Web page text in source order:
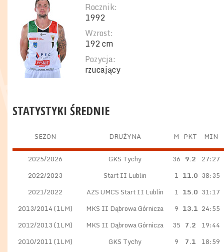
Rocznik:
1992
Wzrost:
192 cm
Pozycja:
rzucający
STATYSTYKI ŚREDNIE
SEZON DRUŻYNA M PKT MIN
2025/2026 GKS Tychy 36 9.2 27:27
2022/2023
Start II Lublin 1 11.0 38:35
2021/2022
AZS UMCS Start II Lublin 1 15.0 31:17
2013/2014 (1LM)
MKS II Dąbrowa Górnicza 9 13.1 24:55
2012/2013 (1LM)
MKS II Dąbrowa Górnicza 35 7.2 19:44
2010/2011 (1LM)
GKS Tychy 9 7.1 18:59